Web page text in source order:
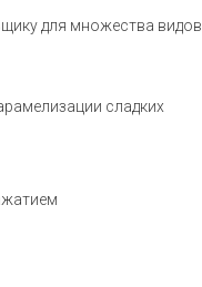
для множества видов
сладких